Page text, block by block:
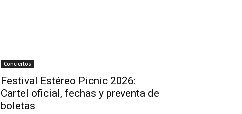
Conciertos
Festival Estéreo Picnic 2026:
Cartel oficial, fechas y preventa de
boletas